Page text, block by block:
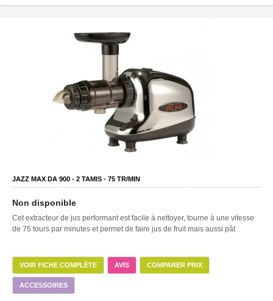
JAZZ MAX DA 900 - 2 TAMIS - 75 TR/MIN
Non disponible
Cet extracteur de jus performant est facile à nettoyer, tourne à une vitesse
de 75 tours par minutes et permet de faire jus de fruit mais aussi pât
VOIR FICHE COMPLÈTE AVIS COMPARER PRIX
ACCESSOIRES